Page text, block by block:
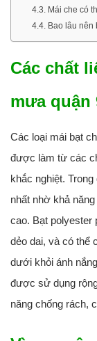
Mái che có
Bao lâu nên
Các chất
mưa quận
Các loại mái bạt
được làm từ các
khắc nghiệt.
nhất nhờ khả
cao. Bạt polyester
dẻo dai, và có thể
dưới khỏi ánh
được sử dụng
năng chống rách,